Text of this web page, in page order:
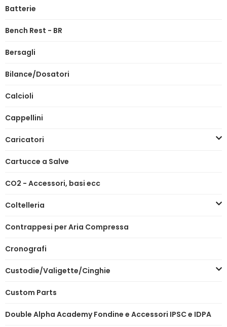
Batterie
Bench Rest - BR
Bersagli
Bilance/Dosatori
Calcioli
Cappellini
Caricatori
Cartucce a Salve
CO2 - Accessori, basi ecc
Coltelleria
Contrappesi per Aria Compressa
Cronografi
Custodie/Valigette/Cinghie
Custom Parts
Double Alpha Academy Fondine e Accessori IPSC e IDPA